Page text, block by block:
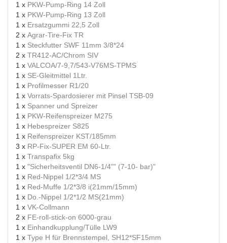
1 x PKW-Pump-Ring 14 Zoll
1 x PKW-Pump-Ring 13 Zoll
1 x Ersatzgummi 22,5 Zoll
2 x Agrar-Tire-Fix TR
1 x Steckfutter SWF 11mm 3/8*24
2 x TR412-AC/Chrom SIV
1 x VALCOA/7-9,7/543-V76MS-TPMS
1 x SE-Gleitmittel 1Ltr.
1 x Profilmesser R1/20
1 x Vorrats-Spardosierer mit Pinsel TSB-09
1 x Spanner und Spreizer
1 x PKW-Reifenspreizer M275
1 x Hebespreizer S825
1 x Reifenspreizer KST/185mm
3 x RP-Fix-SUPER EM 60-Ltr.
1 x Transpafix 5kg
1 x "Sicherheitsventil DN6-1/4"" (7-10- bar)"
1 x Red-Nippel 1/2*3/4 MS
1 x Red-Muffe 1/2*3/8 i(21mm/15mm)
1 x Do.-Nippel 1/2*1/2 MS(21mm)
1 x VK-Collmann
2 x FE-roll-stick-on 6000-grau
1 x Einhandkupplung/Tülle LW9
1 x Type H für Brennstempel, SH12*SF15mm